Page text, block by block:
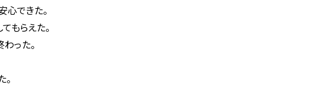
心できた。
もらえた。
った。